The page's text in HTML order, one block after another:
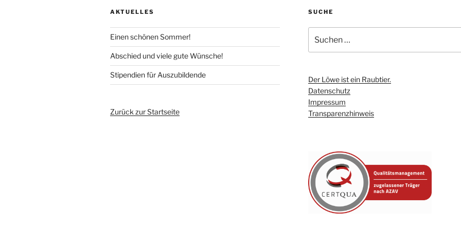
AKTUELLES
Einen schönen Sommer!
Abschied und viele gute Wünsche!
Stipendien für Auszubildende
Zurück zur Startseite
SUCHE
nach:
Der Löwe ist ein Raubtier.
Datenschutz
Impressum
Transparenzhinweis